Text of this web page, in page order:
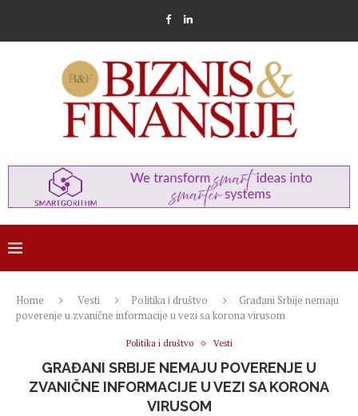
Home Vesti Politika i društvo
Građani Srbije nemaju
poverenje u zvanične informacije u vezi sa korona virusom
Politika i društvo Vesti
GRAĐANI SRBIJE NEMAJU POVERENJE U
ZVANIČNE INFORMACIJE U VEZI SA KORONA
VIRUSOM